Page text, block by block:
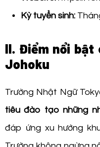
Kỳ tuyển sinh:
II. Điểm nổi bật
Johoku
Trường Nhật Ngữ
tiêu đào tạo những
đáp ứng xu hướng